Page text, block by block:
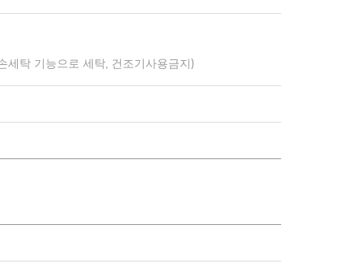
세탁 기능으로 세탁, 건조기사용금지)